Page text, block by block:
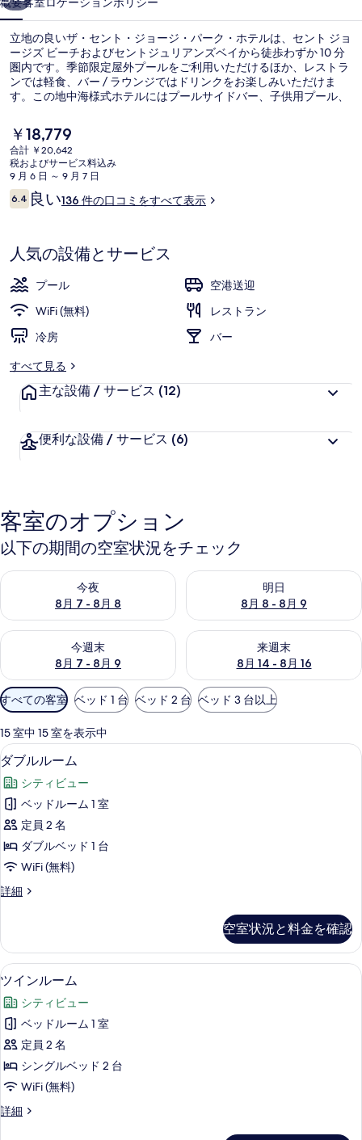
パ
ー
ク・
ホ
テ
ル
の
写
ギ
ャ
ラ
リ
ー
立地の良いザ・セント・ジョージ・パーク・ホテルは、セント ジョ
ージズ ビーチおよびセントジュリアンズベイから徒歩わずか 10 分
圏内です。季節限定屋外プールをご利用いただけるほか、レストラ
ンでは軽食、バー / ラウンジではドリンクをお楽しみいただけま
す。この地中海様式ホテルにはプールサイドバー、子供用プール、
現
在
の
料
金
は
す
￥18,779
合計 ￥20,642
税およびサービス料込み
9 月 6 日 ～ 9 月 7 日
口
コ
6.410段階中6.4
良い136 件の口コミをすべて表示
人気の設備とサービス
プール
空港送迎
WiFi (無料)
レストラン
冷房
バー
すべて見る
主な設備 / サービス (12)
便利な設備 / サービス (6)
客室のオプション
以下の期間の空室状況をチェック
今夜
8月 7 - 8月 8
今夜 8月 7 - 8月 8 の空室状況をチェック
明日
8月 8 - 8月 9
明日 8月 8 - 8月 9 の空室状況
今週末
8月 7 - 8月 9
今週末 8月 7 - 8月 9 の空室状況をチェック
来週末
8月 14 - 8月 16
来週末 8月 14 - 8月 16 の空室
利
用
可
能
な
客
室
の
り
込
み
すべての客室 ベッド 1 台 ベッド 2 台 ベッド 3 台以上
15 室中 15 室を表示中
ダ
ブ
ル
ル
ー
ム
す
て
の
写
真
を
表
示
す
る
4
ダブルルーム
シティビュー
ベッドルーム 1 室
定員 2 名
ダブルベッド 1 台
WiFi (無料)
詳細
ダ
ー
ム
の
細
空室状況と料金を確認
ツ
イ
ン
ル
ー
ム
す
ツインルーム | WiFi (無料)、ベッドシ
1
ツインルーム
シティビュー
ベッドルーム 1 室
定員 2 名
シングルベッド 2 台
WiFi (無料)
詳細
ツ